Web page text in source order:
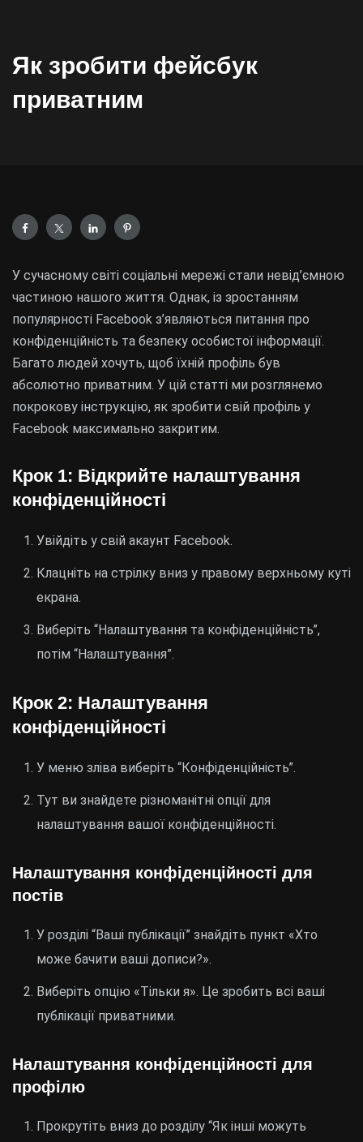
Як зробити фейсбук
приватним
У сучасному світі соціальні мережі стали невід’ємною
частиною нашого життя. Однак, із зростанням
популярності Facebook з’являються питання про
конфіденційність та безпеку особистої інформації.
Багато людей хочуть, щоб їхній профіль був
абсолютно приватним. У цій статті ми розглянемо
покрокову інструкцію, як зробити свій профіль у
Facebook максимально закритим.
Крок 1: Відкрийте налаштування
конфіденційності
Увійдіть у свій акаунт Facebook.
Клацніть на стрілку вниз у правому верхньому куті
екрана.
Виберіть “Налаштування та конфіденційність”,
потім “Налаштування”.
Крок 2: Налаштування
конфіденційності
У меню зліва виберіть “Конфіденційність”.
Тут ви знайдете різноманітні опції для
налаштування вашої конфіденційності.
Налаштування конфіденційності для
постів
У розділі “Ваші публікації” знайдіть пункт «Хто
може бачити ваші дописи?».
Виберіть опцію «Тільки я». Це зробить всі ваші
публікації приватними.
Налаштування конфіденційності для
профілю
Прокрутіть вниз до розділу “Як інші можуть